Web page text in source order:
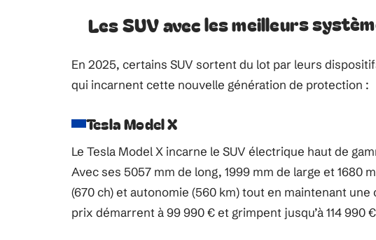
Les SUV avec les meilleurs
En 2025, certains SUV sortent du lot par leurs
qui incarnent cette nouvelle génération de protection :
Tesla Model X
Le Tesla Model X incarne le SUV électrique haut de
Avec ses 5057 mm de long, 1999 mm de large et 1680
(670 ch) et autonomie (560 km) tout en maintenant une
prix démarrent à 99 990 € et grimpent jusqu’à 114 990